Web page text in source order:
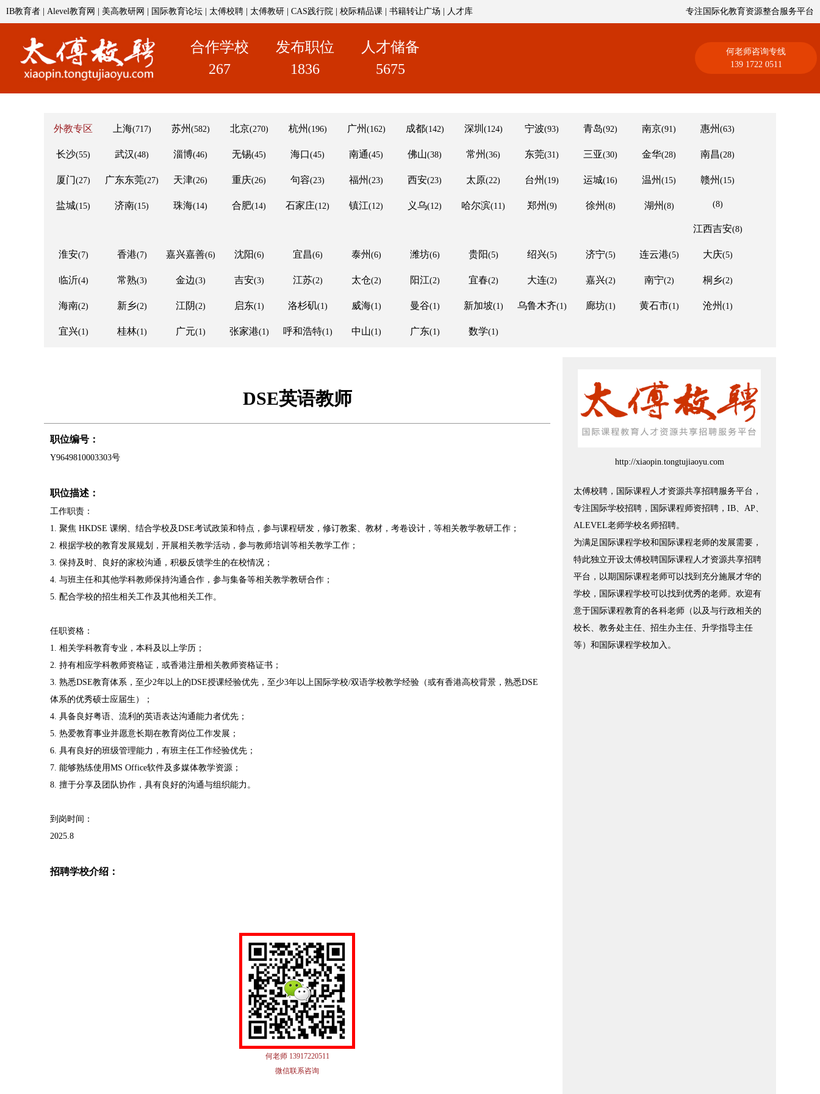
IB教育者 Alevel教育网 美高教研网 国际教育论坛 太傅校聘 太傅教研 CAS践行院 校际精品课 书籍转让广场 人才库 专注国际化教育资源整合服务平台
合作学校
267
发布职位
1836
人才储备
5675
何老师咨询专线
139 1722 0511
外教专区 上海(717) 苏州 (582) 北京(270) 杭州 (196) 广州 (162) 成都(142) 深圳 (124) 宁波(93) 青岛(92) 南京(91) 惠州 (63)
长沙(55) 武汉(48) 淄博(46) 无锡(45) 海口(45) 南通(45) 佛山(38) 常州 (36) 东莞(31) 三亚(30) 金华(28) 南昌(28)
厦门(27) 广东东莞(27) 天津(26) 重庆(26) 句容(23) 福州 (23) 西安(23) 太原(22) 台州 (19) 运城(16) 温州 (15) 赣州 (15)
盐城(15) 济南(15) 珠海(14) 合肥(14) 石家庄(12) 镇江(12) 义乌(12) 哈尔滨(11) 郑州 (9) 徐州 (8) 湖州 (8) (8)
江西吉安(8)
淮安(7) 香港(7) 嘉兴嘉善(6) 沈阳(6) 宜昌(6) 泰州 (6) 潍坊(6) 贵阳(5) 绍兴(5) 济宁(5) 连云港(5) 大庆(5)
临沂(4) 常熟(3) 金边(3) 吉安(3) 江苏(2) 太仓(2) 阳江(2) 宜春(2) 大连(2) 嘉兴(2) 南宁(2) 桐乡(2)
海南(2) 新乡(2) 江阴(2) 启东(1) 洛杉矶(1) 威海(1) 曼谷(1) 新加坡(1) 乌鲁木齐(1) 廊坊(1) 黄石市(1) 沧州 (1)
宜兴(1) 桂林(1) 广元(1) 张家港(1) 呼和浩特(1) 中山(1) 广东(1) 数学(1)
DSE英语教师
职位编号：
Y9649810003303号
职位描述：
工作职责：
1. 聚焦 HKDSE 课纲、结合学校及DSE考试政策和特点，参与课程研发，修订教案、教材，考卷设计，等相关教学教研工作；
2. 根据学校的教育发展规划，开展相关教学活动，参与教师培训等相关教学工作；
3. 保持及时、良好的家校沟通，积极反馈学生的在校情况；
4. 与班主任和其他学科教师保持沟通合作，参与集备等相关教学教研合作；
5. 配合学校的招生相关工作及其他相关工作。
任职资格：
1. 相关学科教育专业，本科及以上学历；
2. 持有相应学科教师资格证，或香港注册相关教师资格证书；
3. 熟悉DSE教育体系，至少2年以上的DSE授课经验优先，至少3年以上国际学校/双语学校教学经验（或有香港高校背景，熟悉DSE
体系的优秀硕士应届生）；
4. 具备良好粤语、流利的英语表达沟通能力者优先；
5. 热爱教育事业并愿意长期在教育岗位工作发展；
6. 具有良好的班级管理能力，有班主任工作经验优先；
7. 能够熟练使用MS Office软件及多媒体教学资源；
8. 擅于分享及团队协作，具有良好的沟通与组织能力。
到岗时间：
2025.8
招聘学校介绍：
何老师 13917220511
微信联系咨询
http://xiaopin.tongtujiaoyu.com
太傅校聘，国际课程人才资源共享招聘服务平台，
专注国际学校招聘，国际课程师资招聘，IB、AP、
ALEVEL老师学校名师招聘。
为满足国际课程学校和国际课程老师的发展需要，
特此独立开设太傅校聘国际课程人才资源共享招聘
平台，以期国际课程老师可以找到充分施展才华的
学校，国际课程学校可以找到优秀的老师。欢迎有
意于国际课程教育的各科老师（以及与行政相关的
校长、教务处主任、招生办主任、升学指导主任
等）和国际课程学校加入。